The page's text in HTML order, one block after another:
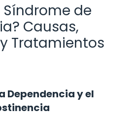
Síndrome de
Causas,
Tratamientos
Dependencia y el